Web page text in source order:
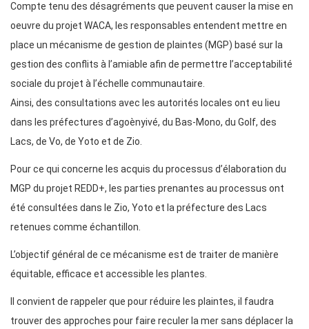
Compte tenu des désagréments que peuvent causer la mise en
oeuvre du projet WACA, les responsables entendent mettre en
place un mécanisme de gestion de plaintes (MGP) basé sur la
gestion des conflits à l’amiable afin de permettre l’acceptabilité
sociale du projet à l’échelle communautaire.
Ainsi, des consultations avec les autorités locales ont eu lieu
dans les préfectures d’agoènyivé, du Bas-Mono, du Golf, des
Lacs, de Vo, de Yoto et de Zio.
Pour ce qui concerne les acquis du processus d’élaboration du
MGP du projet REDD+, les parties prenantes au processus ont
été consultées dans le Zio, Yoto et la préfecture des Lacs
retenues comme échantillon.
L’objectif général de ce mécanisme est de traiter de manière
équitable, efficace et accessible les plantes.
Il convient de rappeler que pour réduire les plaintes, il faudra
trouver des approches pour faire reculer la mer sans déplacer la